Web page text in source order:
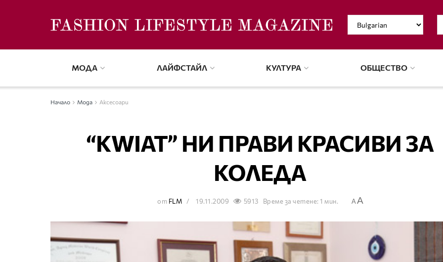
МОДА ЛАЙФСТАЙЛ КУЛТУРА ОБЩЕСТВО
Начало Мода Аксесоари
“KWIAT” НИ ПРАВИ КРАСИВИ ЗА
КОЛЕДА
от FLM 19.11.2009 5913 Време за четене: 1 мин. AA